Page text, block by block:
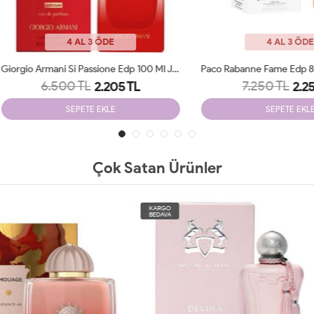
4 AL 3 ÖDE
Giorgio Armani Si Passione Edp 100 Ml JLT Woman
6.500 TL 2.205 TL
SEPETE EKLE
4 AL 3 ÖDE
7.250 TL 2.250 TL
SEPETE EKLE
Çok Satan Ürünler